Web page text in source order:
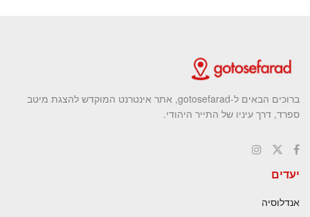
ברוכים הבאים ל-gotosefarad, אתר אינטרנט המוקדש להצגת מיטב
ספרד, דרך עיניו של התייר היהודי.
יעדים
אנדלוסיה